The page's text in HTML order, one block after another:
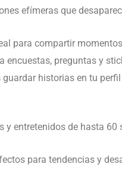
efímeras que
para compartir
encuestas, preguntas y
guardar historias en tu
y entretenidos de hasta 60
para tendencias y